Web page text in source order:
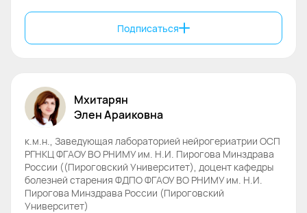
Подписаться
Мхитарян
ЭленАраиковна
к.м.н., Заведующая лабораторией нейрогериатрии ОСП
РГНКЦ ФГАОУ ВО РНИМУ им. Н.И. Пирогова Минздрава
России ((Пироговский Университет), доцент кафедры
болезней старения ФДПО ФГАОУ ВО РНИМУ им. Н.И.
Пирогова Минздрава России (Пироговский
Университет)